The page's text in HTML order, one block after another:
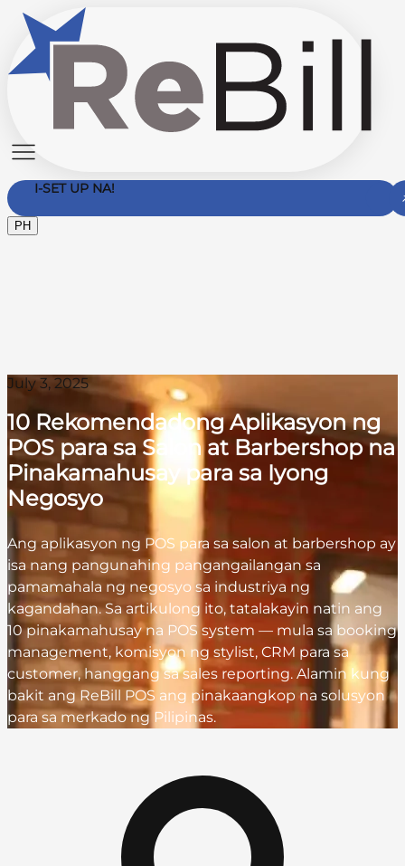
I-SET UP NA!
PH
July 3, 2025
10 Rekomendadong Aplikasyon ng
POS para sa Salon at Barbershop na
Pinakamahusay para sa Iyong
Negosyo
Ang aplikasyon ng POS para sa salon at barbershop ay
isa nang pangunahing pangangailangan sa
pamamahala ng negosyo sa industriya ng
kagandahan. Sa artikulong ito, tatalakayin natin ang
10 pinakamahusay na POS system — mula sa booking
management, komisyon ng stylist, CRM para sa
customer, hanggang sa sales reporting. Alamin kung
bakit ang ReBill POS ang pinakaangkop na solusyon
para sa merkado ng Pilipinas.